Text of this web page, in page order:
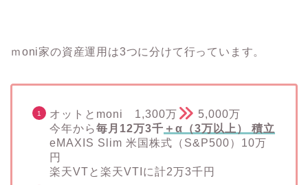
ｍoni家の資産運用は3つに分けて行っています。
オットとmoni 1,300万
5,000万
今年から毎月12万3千 ＋α（3万以上） 積立
eMAXIS Slim 米国株式（S&P500）10万
円
楽天VTと楽天VTIに計2万3千円